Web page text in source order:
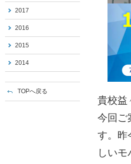
貴校益
今回ご
す。昨
しい
2017
2016
2015
2014
TOPへ戻る